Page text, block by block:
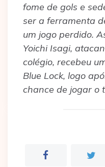
fome de gols e
ser a ferramenta
um jogo perdido.
Yoichi Isagi,
colégio, recebeu
Blue Lock, logo
chance de jogar o